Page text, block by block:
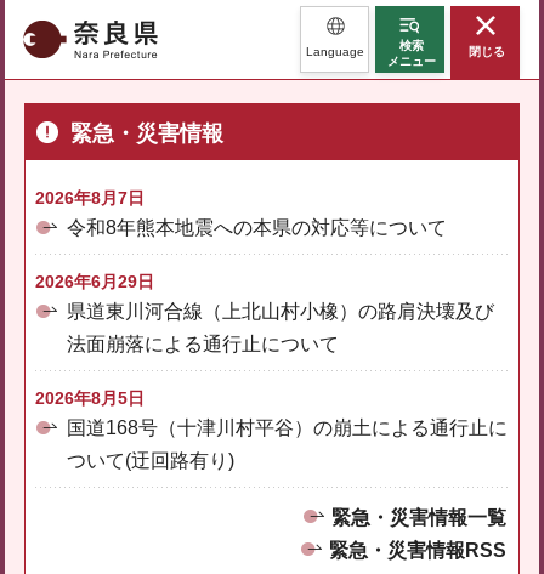
奈良県 Language
検索
メニュー
閉じる
緊急・災害情報
2026年8月7日
令和8年熊本地震への本県の対応等について
2026年6月29日
県道東川河合線（上北山村小橡）の路肩決壊及び
法面崩落による通行止について
2026年8月5日
国道168号（十津川村平谷）の崩土による通行止に
ついて(迂回路有り)
緊急・災害情報一覧
緊急・災害情報RSS